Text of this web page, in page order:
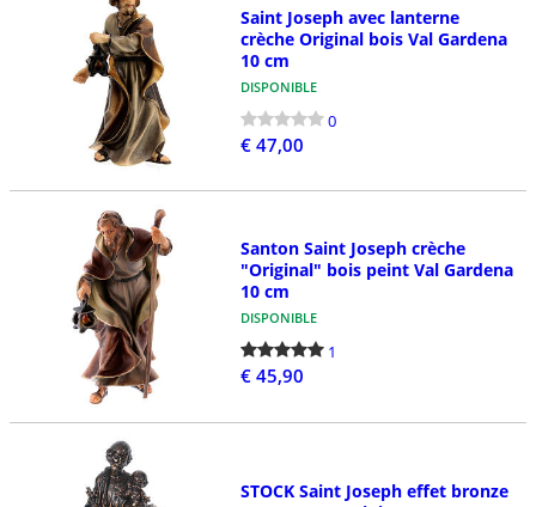
Saint Joseph avec lanterne
crèche Original bois Val Gardena
10 cm
DISPONIBLE
0
€ 47,00
Santon Saint Joseph crèche
"Original" bois peint Val Gardena
10 cm
DISPONIBLE
1
€ 45,90
STOCK Saint Joseph effet bronze